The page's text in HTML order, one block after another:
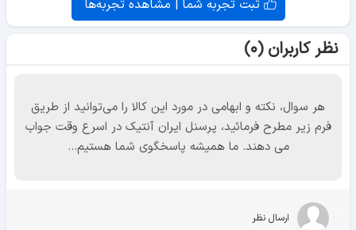
ثبت تجربه شما | مشاهده تجربه‌ها
نظر کاربران (۰)
هر سوال، نکته و ابهامی در مورد این کالا را می‌توانید از طریق
فرم زیر مطرح فرمائید، پرسنل ایران آنتیک در اسرع وقت جواب
می دهند. ما همیشه پاسخگوی شما هستیم...
ارسال نظر